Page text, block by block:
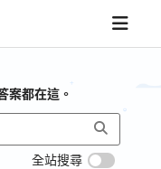
案都在這。
全站搜尋